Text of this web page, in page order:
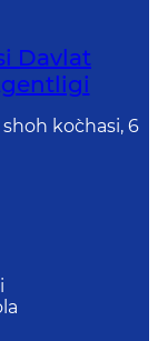
Davlat
ko`chasi, 6